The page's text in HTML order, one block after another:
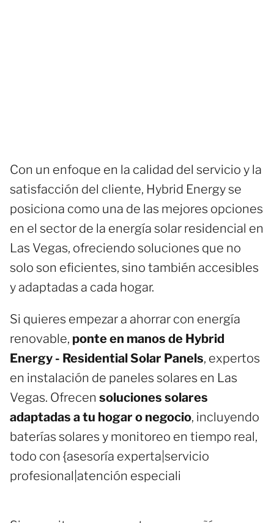
Con un enfoque en la calidad del servicio y la
satisfacción del cliente, Hybrid Energy se
posiciona como una de las mejores opciones
en el sector de la energía solar residencial en
Las Vegas, ofreciendo soluciones que no
solo son eficientes, sino también accesibles
y adaptadas a cada hogar.
Si quieres empezar a ahorrar con energía
renovable, ponte en manos de Hybrid
Energy - Residential Solar Panels, expertos
en instalación de paneles solares en Las
Vegas. Ofrecen soluciones solares
adaptadas a tu hogar o negocio, incluyendo
baterías solares y monitoreo en tiempo real,
todo con {asesoría experta|servicio
profesional|atención especiali